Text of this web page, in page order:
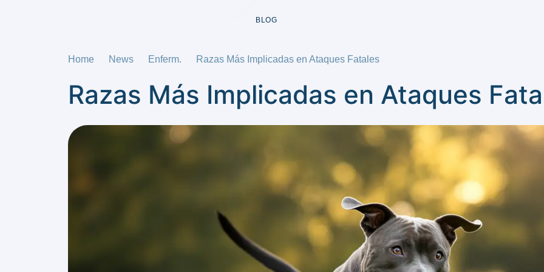
BLOG
Home News Enferm. Razas Más Implicadas en Ataques Fatales
Razas Más Implicadas en Ataques